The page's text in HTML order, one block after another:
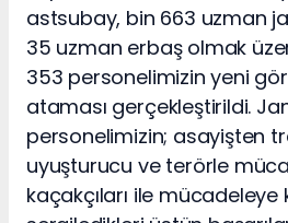
astsubay, bin 663 uzman
35 uzman erbaş olmak
353 personelimizin yeni
ataması gerçekleştirildi.
personelimizin; asayişten
uyuşturucu ve terörle
kaçakçıları ile